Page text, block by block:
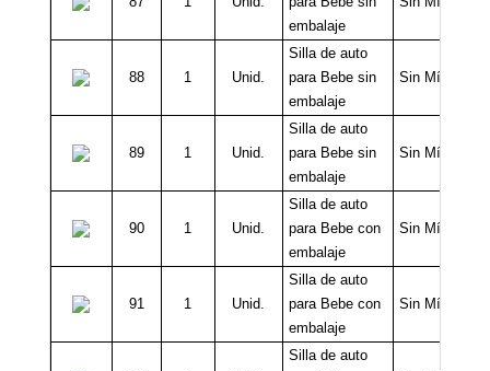
embalaje
88 1 Unid.
Silla de auto
para Bebe sin
embalaje
Sin Mínimo
89 1 Unid.
Silla de auto
para Bebe sin
embalaje
Sin Mínimo
90 1 Unid.
Silla de auto
para Bebe con
embalaje
Sin Mínimo
91 1 Unid.
Silla de auto
para Bebe con
embalaje
Sin Mínimo
Silla de auto